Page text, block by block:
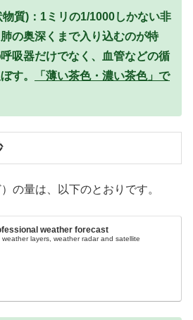
質)：1ミリの1/1000しかない非
の奥深くまで入り込むのが特
吸器だけでなく、血管などの循
す。
「薄い茶色・濃い茶色」で
の量は、以下のとおりです。
weather forecast
weather layers, weather radar and satellite